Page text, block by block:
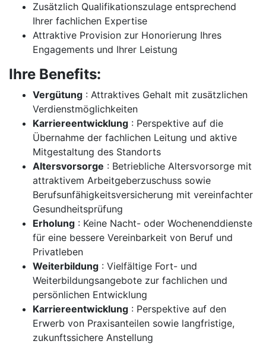
Zusätzlich Qualifikationszulage entsprechend
Ihrer fachlichen Expertise
Attraktive Provision zur Honorierung Ihres
Engagements und Ihrer Leistung
Ihre Benefits:
Vergütung : Attraktives Gehalt mit zusätzlichen
Verdienstmöglichkeiten
Karriereentwicklung : Perspektive auf die
Übernahme der fachlichen Leitung und aktive
Mitgestaltung des Standorts
Altersvorsorge : Betriebliche Altersvorsorge mit
attraktivem Arbeitgeberzuschuss sowie
Berufsunfähigkeitsversicherung mit vereinfachter
Gesundheitsprüfung
Erholung : Keine Nacht- oder Wochenenddienste
für eine bessere Vereinbarkeit von Beruf und
Privatleben
Weiterbildung : Vielfältige Fort- und
Weiterbildungsangebote zur fachlichen und
persönlichen Entwicklung
Karriereentwicklung : Perspektive auf den
Erwerb von Praxisanteilen sowie langfristige,
zukunftssichere Anstellung